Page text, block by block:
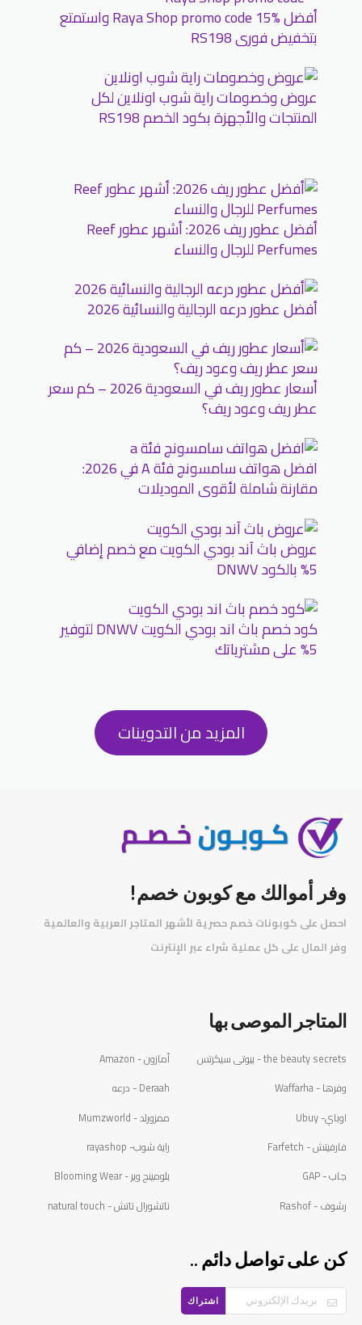
أفضل Raya Shop promo code 15% واستمتع
بتخفيض فورى RS198
عروض وخصومات راية شوب اونلاين لكل
المنتجات والأجهزة بكود الخصم RS198
أفضل عطور ريف 2026: أشهر عطور Reef
Perfumes للرجال والنساء
أفضل عطور درعه الرجالية والنسائية 2026
أسعار عطور ريف في السعودية 2026 – كم سعر
عطر ريف وعود ريف؟
افضل هواتف سامسونج فئة A في 2026:
مقارنة شاملة لأقوى الموديلات
عروض باث آند بودي الكويت مع خصم إضافي
5% بالكود DNWV
كود خصم باث اند بودي الكويت DNWV لتوفير
5% على مشترياتك
المزيد من التدوينات
وفر أموالك مع كوبون خصم!
احصل على كوبونات خصم حصرية لأشهر المتاجر العربية والعالمية
وفر المال على كل عملية شراء عبر الإنترنت
المتاجر الموصى بها
the beauty secrets - بيوتى سيكرتس
أمازون - Amazon
وفرها - Waffarha
Deraah - درعه
اوباي- Ubuy
ممزورلد - Mumzworld
فارفيتش - Farfetch
راية شوب- rayashop
جاب - GAP
بلومينج وير - Blooming Wear
رشوف - Rashof
ناتشورال تاتش - natural touch
كن على تواصل دائم ..
اشتراك